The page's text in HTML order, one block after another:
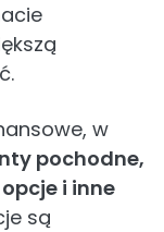
w
pochodne,
i inne
są